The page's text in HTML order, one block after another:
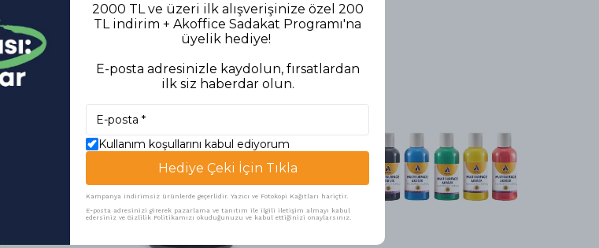
Benzer Ürünler
2000 TL ve üzeri ilk alışverişinize özel 200
TL indirim + Akoffice Sadakat Programı'na
üyelik hediye!
E-posta adresinizle kaydolun, fırsatlardan
ilk siz haberdar olun.
Kullanım koşullarını kabul ediyorum
Hediye Çeki İçin Tıkla
Kampanya indirimsiz ürünlerde geçerlidir. Yazıcı ve Fotokopi Kağıtları hariçtir.
E-posta adresinizi girerek pazarlama ve tanıtım ile ilgili iletişim almayı kabul
edersiniz ve Gizlilik Politikamızı okuduğunuzu ve kabul ettiğinizi onaylarsınız.